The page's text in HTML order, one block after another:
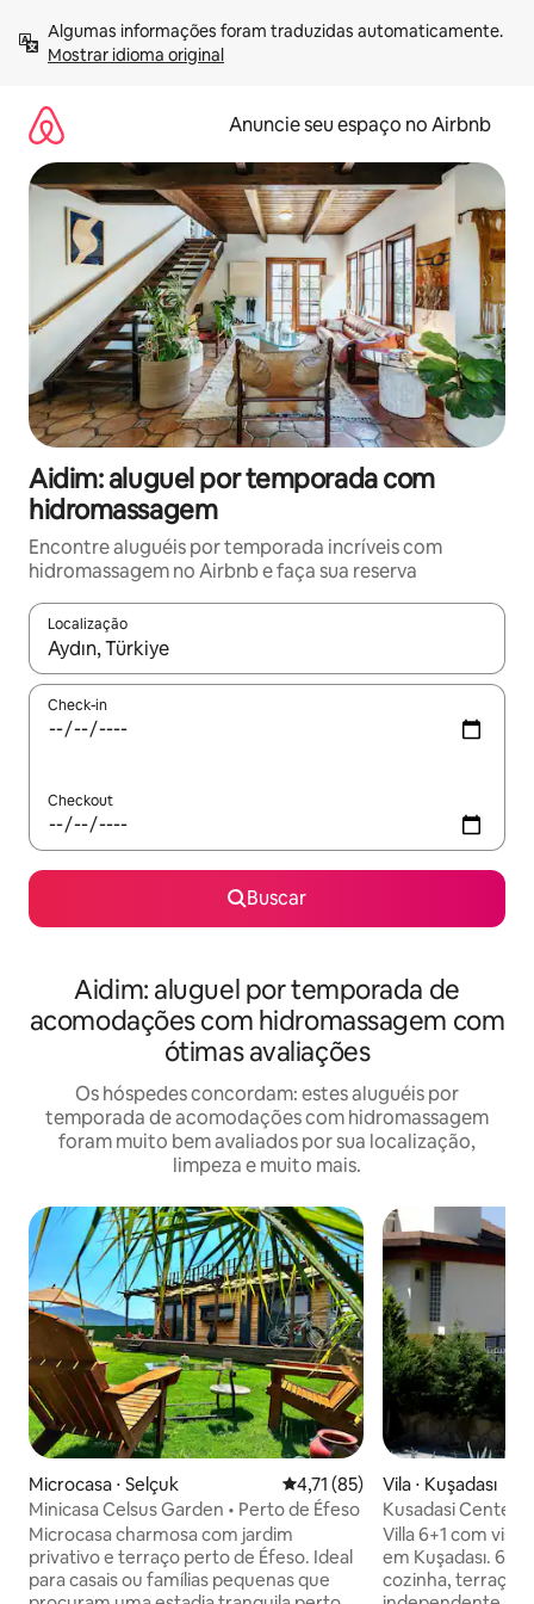
para
Mostrar idioma original
Anuncie seu espaço no Airbnb
Aidim: aluguel por temporada com
hidromassagem
Encontre aluguéis por temporada incríveis com
hidromassagem no Airbnb e faça sua reserva
Localização
Quando os resultados estiverem disponíveis, explore-os
Check-in
Checkout
Buscar
Aidim: aluguel por temporada de
acomodações com hidromassagem com
ótimas avaliações
Os hóspedes concordam: estes aluguéis por
temporada de acomodações com hidromassagem
foram muito bem avaliados por sua localização,
limpeza e muito mais.
Microcasa ⋅ Selçuk 4,71 de uma avaliação média
4,71 (85)
Minicasa Celsus Garden • Perto de Éfeso
Microcasa charmosa com jardim
privativo e terraço perto de Éfeso. Ideal
para casais ou famílias pequenas que
Vila ⋅ Kuşadası
Kusadasi Center
View 6+1
Villa 6+1 com
em Kuşadası. 6
cozinha, terraços